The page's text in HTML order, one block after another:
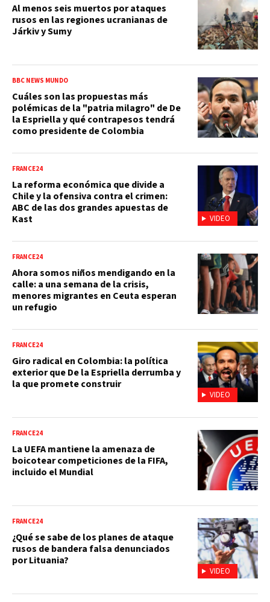
Al menos seis muertos por ataques
rusos en las regiones ucranianas de
Járkiv y Sumy
BBC NEWS MUNDO
Cuáles son las propuestas más
polémicas de la "patria milagro" de De
la Espriella y qué contrapesos tendrá
como presidente de Colombia
VIDEO
FRANCE24
La reforma económica que divide a
Chile y la ofensiva contra el crimen:
ABC de las dos grandes apuestas de
Kast
FRANCE24
Ahora somos niños mendigando en la
calle: a una semana de la crisis,
menores migrantes en Ceuta esperan
un refugio
VIDEO
FRANCE24
Giro radical en Colombia: la política
exterior que De la Espriella derrumba y
la que promete construir
FRANCE24
La UEFA mantiene la amenaza de
boicotear competiciones de la FIFA,
incluido el Mundial
VIDEO
FRANCE24
¿Qué se sabe de los planes de ataque
rusos de bandera falsa denunciados
por Lituania?